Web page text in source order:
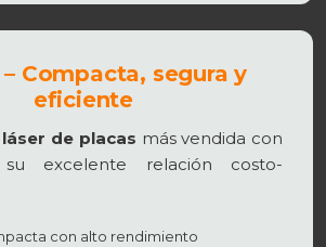
– Compacta, segura y
eficiente
de placas más vendida con
excelente relación costo-
con alto rendimiento